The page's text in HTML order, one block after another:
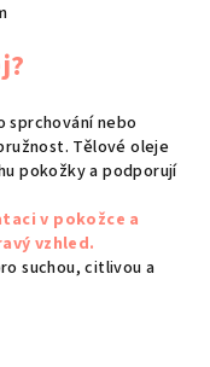
sprchování nebo
Tělové oleje
pokožky a podporují
v pokožce a
vzhled.
suchou, citlivou a